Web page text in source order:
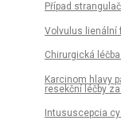
Případ
Volvulus lienální
Chirurgická
Karcinom hlavy
resekční léčby
Intususcepcia